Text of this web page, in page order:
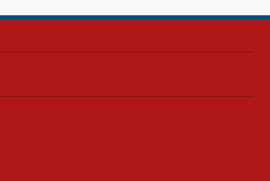
Presbiteriano